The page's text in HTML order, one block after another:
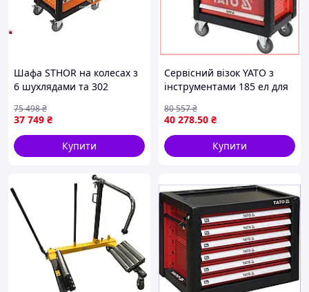
Шафа STHOR на колесах з
6 шухлядами та 302
організації робочого
простору в майстерні
37 749 ₴
75 498₴
Купити
Сервісний візок YATO з
інструментами 185 ел для
колесах із шухлядами
40 278.50 ₴
80 557₴
Купити